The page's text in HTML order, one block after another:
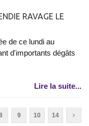
RAVAGE LE
de ce lundi au
d'importants dégâts
Lire la suite...
9 10 14